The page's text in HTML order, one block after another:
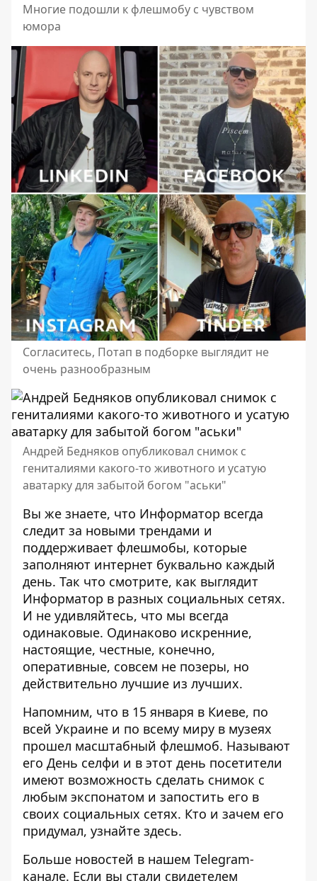
Многие подошли к флешмобу с чувством
юмора
Согласитесь, Потап в подборке выглядит не
очень разнообразным
Андрей Бедняков опубликовал снимок с
гениталиями какого-то животного и усатую
аватарку для забытой богом "аськи"
Вы же знаете, что Информатор всегда
следит за новыми трендами и
поддерживает флешмобы, которые
заполняют интернет буквально каждый
день. Так что смотрите, как выглядит
Информатор в разных социальных сетях.
И не удивляйтесь, что мы всегда
одинаковые. Одинаково искренние,
настоящие, честные, конечно,
оперативные, совсем не позеры, но
действительно лучшие из лучших.
Напомним, что в 15 января в Киеве, по
всей Украине и по всему миру в музеях
прошел масштабный флешмоб. Называют
его День селфи и в этот день посетители
имеют возможность сделать снимок с
любым экспонатом и запостить его в
своих социальных сетях. Кто и зачем его
придумал, узнайте здесь.
Больше новостей в нашем Telegram-
канале. Если вы стали свидетелем